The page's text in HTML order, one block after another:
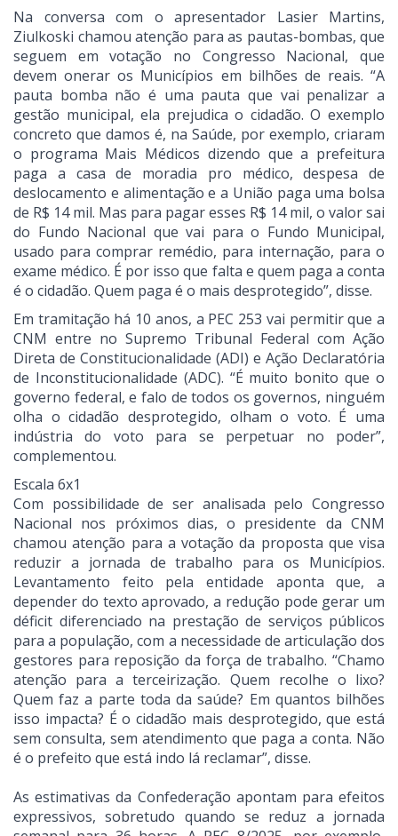
Na conversa com o apresentador Lasier Martins,
Ziulkoski chamou atenção para as pautas-bombas, que
seguem em votação no Congresso Nacional, que
devem onerar os Municípios em bilhões de reais. “A
pauta bomba não é uma pauta que vai penalizar a
gestão municipal, ela prejudica o cidadão. O exemplo
concreto que damos é, na Saúde, por exemplo, criaram
o programa Mais Médicos dizendo que a prefeitura
paga a casa de moradia pro médico, despesa de
deslocamento e alimentação e a União paga uma bolsa
de R$ 14 mil. Mas para pagar esses R$ 14 mil, o valor sai
do Fundo Nacional que vai para o Fundo Municipal,
usado para comprar remédio, para internação, para o
exame médico. É por isso que falta e quem paga a conta
é o cidadão. Quem paga é o mais desprotegido”, disse.
Em tramitação há 10 anos, a PEC 253 vai permitir que a
CNM entre no Supremo Tribunal Federal com Ação
Direta de Constitucionalidade (ADI) e Ação Declaratória
de Inconstitucionalidade (ADC). “É muito bonito que o
governo federal, e falo de todos os governos, ninguém
olha o cidadão desprotegido, olham o voto. É uma
indústria do voto para se perpetuar no poder”,
complementou.
Escala 6x1
Com possibilidade de ser analisada pelo Congresso
Nacional nos próximos dias, o presidente da CNM
chamou atenção para a votação da proposta que visa
reduzir a jornada de trabalho para os Municípios.
Levantamento feito pela entidade aponta que, a
depender do texto aprovado, a redução pode gerar um
déficit diferenciado na prestação de serviços públicos
para a população, com a necessidade de articulação dos
gestores para reposição da força de trabalho. “Chamo
atenção para a terceirização. Quem recolhe o lixo?
Quem faz a parte toda da saúde? Em quantos bilhões
isso impacta? É o cidadão mais desprotegido, que está
sem consulta, sem atendimento que paga a conta. Não
é o prefeito que está indo lá reclamar”, disse.
As estimativas da Confederação apontam para efeitos
expressivos, sobretudo quando se reduz a jornada